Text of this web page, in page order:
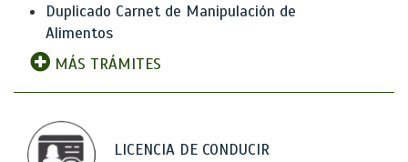
Duplicado Carnet de Manipulación de
Alimentos
MÁS TRÁMITES
LICENCIA DE CONDUCIR